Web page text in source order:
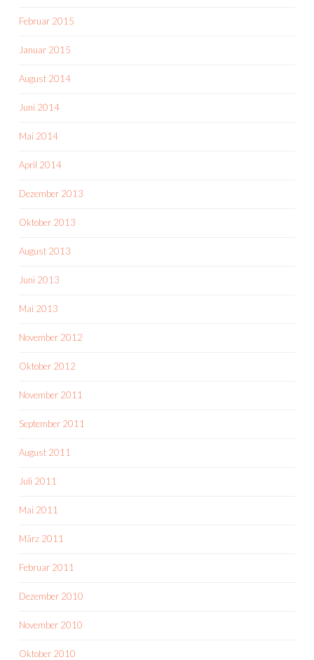
Februar 2015
Januar 2015
August 2014
Juni 2014
Mai 2014
April 2014
Dezember 2013
Oktober 2013
August 2013
Juni 2013
Mai 2013
November 2012
Oktober 2012
November 2011
September 2011
August 2011
Juli 2011
Mai 2011
März 2011
Februar 2011
Dezember 2010
November 2010
Oktober 2010